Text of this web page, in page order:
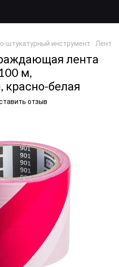
штукатурный инструмент Ленты
лента
м,
красно-белая
отзыв